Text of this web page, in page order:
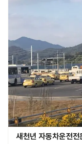
새천년 자동차운전전